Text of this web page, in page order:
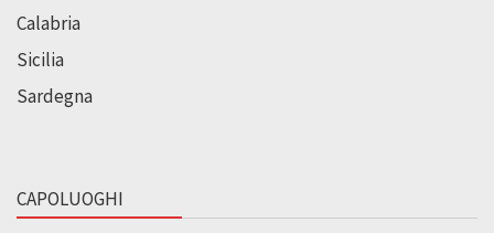
Calabria
Sicilia
Sardegna
CAPOLUOGHI